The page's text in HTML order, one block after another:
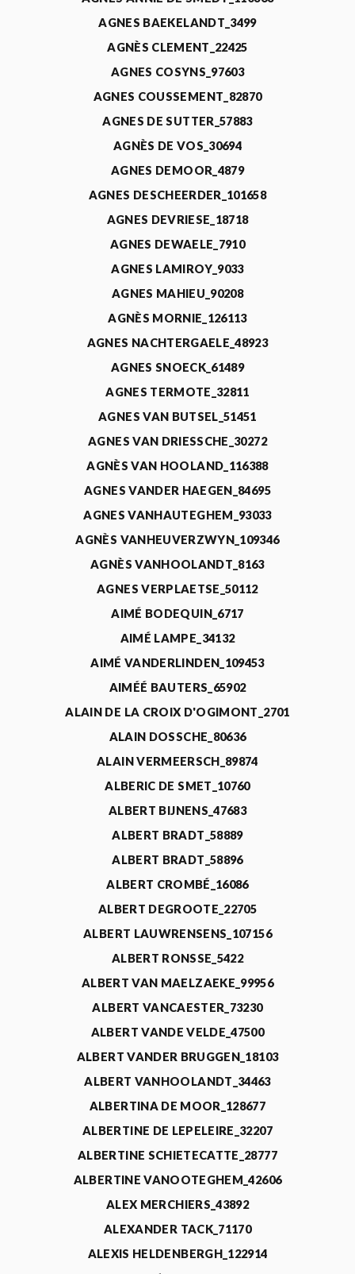
AGNES BAEKELANDT_3499
AGNÈS CLEMENT_22425
AGNES COSYNS_97603
AGNES COUSSEMENT_82870
AGNES DE SUTTER_57883
AGNÈS DE VOS_30694
AGNES DEMOOR_4879
AGNES DESCHEERDER_101658
AGNES DEVRIESE_18718
AGNES DEWAELE_7910
AGNES LAMIROY_9033
AGNES MAHIEU_90208
AGNÈS MORNIE_126113
AGNES NACHTERGAELE_48923
AGNES SNOECK_61489
AGNES TERMOTE_32811
AGNES VAN BUTSEL_51451
AGNES VAN DRIESSCHE_30272
AGNÈS VAN HOOLAND_116388
AGNES VANDER HAEGEN_84695
AGNES VANHAUTEGHEM_93033
AGNÈS VANHEUVERZWYN_109346
AGNÈS VANHOOLANDT_8163
AGNES VERPLAETSE_50112
AIMÉ BODEQUIN_6717
AIMÉ LAMPE_34132
AIMÉ VANDERLINDEN_109453
AIMÉÉ BAUTERS_65902
ALAIN DE LA CROIX D'OGIMONT_2701
ALAIN DOSSCHE_80636
ALAIN VERMEERSCH_89874
ALBERIC DE SMET_10760
ALBERT BIJNENS_47683
ALBERT BRADT_58889
ALBERT BRADT_58896
ALBERT CROMBÉ_16086
ALBERT DEGROOTE_22705
ALBERT LAUWRENSENS_107156
ALBERT RONSSE_5422
ALBERT VAN MAELZAEKE_99956
ALBERT VANCAESTER_73230
ALBERT VANDE VELDE_47500
ALBERT VANDER BRUGGEN_18103
ALBERT VANHOOLANDT_34463
ALBERTINA DE MOOR_128677
ALBERTINE DE LEPELEIRE_32207
ALBERTINE SCHIETECATTE_28777
ALBERTINE VANOOTEGHEM_42606
ALEX MERCHIERS_43892
ALEXANDER TACK_71170
ALEXIS HELDENBERGH_122914